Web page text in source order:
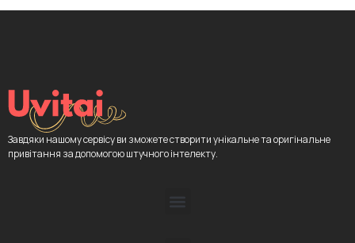
Завдяки нашому сервісу ви зможете створити унікальне та оригінальне
привітання за допомогою штучного інтелекту.